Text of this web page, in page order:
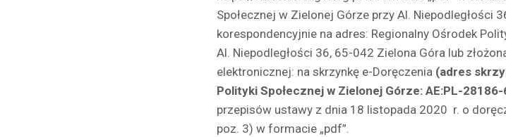
Społecznej w Zielonej Górze przy Al. Niepodległości
korespondencyjnie na adres: Regionalny Ośrodek
Al. Niepodległości 36, 65-042 Zielona Góra lub
elektronicznej: na skrzynkę e-Doręczenia (adres
Polityki Społecznej w Zielonej Górze: AE:PL-
przepisów ustawy z dnia 18 listopada 2020 r. o
poz. 3) w formacie „pdf”.